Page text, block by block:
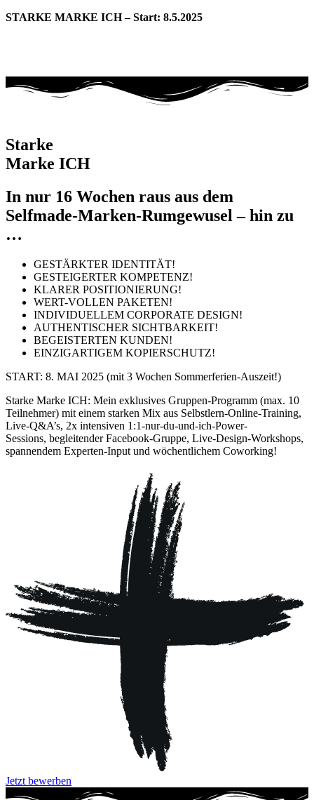
STARKE MARKE ICH – Start: 8.5.2025
Starke
Marke ICH
In nur 16 Wochen raus aus dem
Selfmade-Marken-Rumgewusel – hin zu
…
GESTÄRKTER IDENTITÄT!
GESTEIGERTER KOMPETENZ!
KLARER POSITIONIERUNG!
WERT-VOLLEN PAKETEN!
INDIVIDUELLEM CORPORATE DESIGN!
AUTHENTISCHER SICHTBARKEIT!
BEGEISTERTEN KUNDEN!
EINZIGARTIGEM KOPIERSCHUTZ!
START: 8. MAI 2025 (mit 3 Wochen Sommerferien-Auszeit!)
Starke Marke ICH: Mein exklusives Gruppen-Programm (max. 10
Teilnehmer) mit einem starken Mix aus Selbstlern-Online-Training,
Live-Q&A’s, 2x intensiven 1:1-nur-du-und-ich-Power-
Sessions, begleitender Facebook-Gruppe, Live-Design-Workshops,
spannendem Experten-Input und wöchentlichem Coworking!
Jetzt bewerben